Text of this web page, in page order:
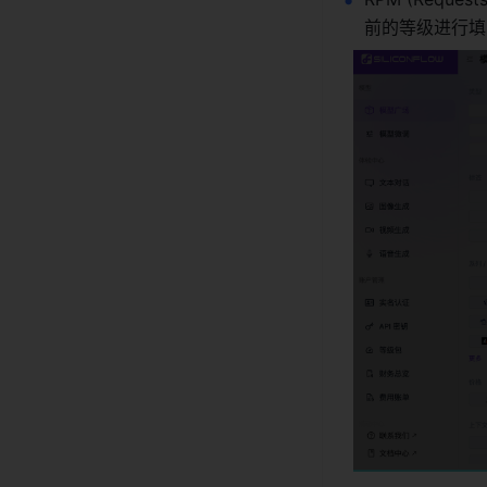
前的等级进行